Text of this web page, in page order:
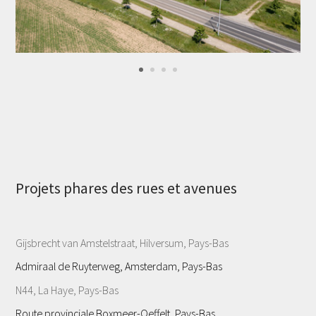
Projets phares des rues et avenues
Gijsbrecht van Amstelstraat, Hilversum, Pays-Bas
Admiraal de Ruyterweg, Amsterdam, Pays-Bas
N44, La Haye, Pays-Bas